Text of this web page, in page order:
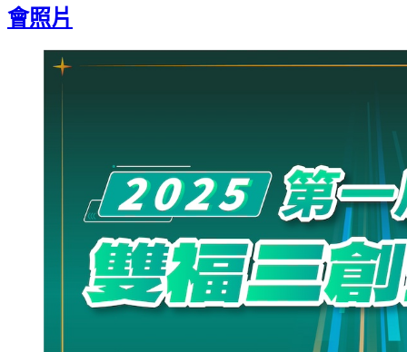
會照片